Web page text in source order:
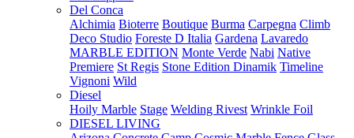
Del Conca
Alchimia Bioterre Boutique Burma Carpegna Climb
Deco Studio Foreste D Italia Gardena Lavaredo
MARBLE EDITION Monte Verde Nabi Native
Premiere St Regis Stone Edition Dinamik Timeline
Vignoni Wild
Diesel
Hoily Marble Stage Welding Rivest Wrinkle Foil
DIESEL LIVING